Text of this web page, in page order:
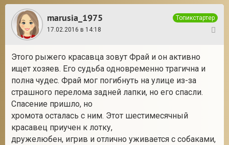
marusia_1975
Топикстартер
17.02.2016 в 14:18
Этого рыжего красавца зовут Фрай и он активно
ищет хозяев. Его судьба одновременно трагична и
полна чудес. Фрай мог погибнуть на улице из-за
страшного перелома задней лапки, но его спасли.
Спасение пришло, но
хромота осталась с ним. Этот шестимесячный
красавец приучен к лотку,
дружелюбен, игрив и отлично уживается с собаками,